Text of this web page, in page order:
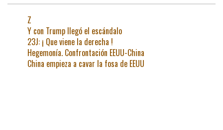
Z
Y con Trump llegó el escándalo
23J: ¡ Que viene la derecha !
Hegemonía. Confrontación EEUU-China
China empieza a cavar la fosa de EEUU